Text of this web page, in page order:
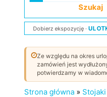
Szukaj
Dobierz ekspozycję
Ze względu na okres
zamówień jest
potwierdzamy w
Strona główna »